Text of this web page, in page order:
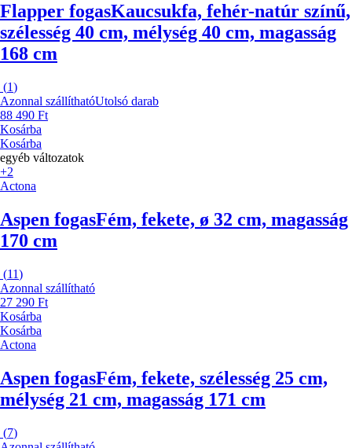
Flapper fogasKaucsukfa, fehér-natúr színű,
szélesség 40 cm, mélység 40 cm, magasság
168 cm
(1)
Azonnal szállíthatóUtolsó darab
88 490 Ft
Kosárba
Kosárba
egyéb változatok
+2
Actona
Aspen fogasFém, fekete, ø 32 cm, magasság
170 cm
(11)
Azonnal szállítható
27 290 Ft
Kosárba
Kosárba
Actona
Aspen fogasFém, fekete, szélesség 25 cm,
mélység 21 cm, magasság 171 cm
(7)